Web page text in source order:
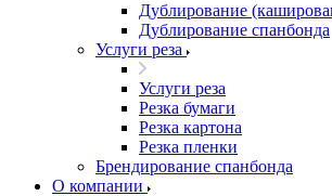
Дублирование
Дублирование спанбонда
Услуги реза
Услуги реза
Резка бумаги
Резка картона
Резка пленки
Брендирование спанбонда
О компании